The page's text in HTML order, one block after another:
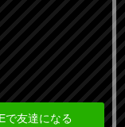
で友達になる